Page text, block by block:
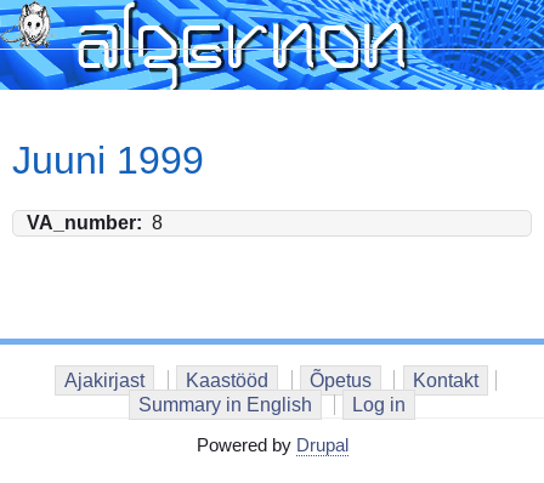
Skip
to
main
content
Juuni 1999
VA_number 8
Ajakirjast Kaastööd Õpetus
Kontakt
Summary in English
Log in
Powered by Drupal